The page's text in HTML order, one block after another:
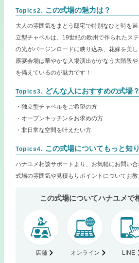
Topics2. この式場の魅力は？
大人の雰囲気をまとう邸宅で特別なひと時を
立型チャペルは、19世紀の欧州で作られたス
の光がバージンロードに映り込み、花嫁を美
露宴会場は華やかな入場演出がかなう大階段
を備えているのが魅力です！
Topics3. どんな人におすすめの式場？
・独立型チャペルをご希望の方
・オープンキッチンをお求めの方
・非日常な空間を叶えたい方
Topics4. この式場についてもっと知
ハナユメ相談サポートより、お気軽にお問い合
式場の雰囲気や見積もりポイントについてお教
この式場についてハナユメで
店舗 オンライン LINE